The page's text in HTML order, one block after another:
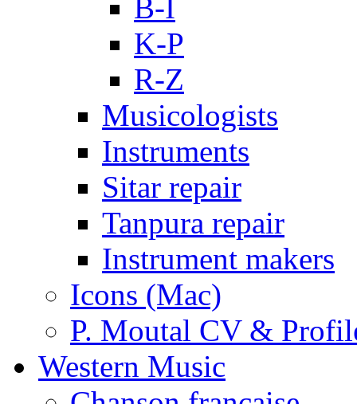
B-I
K-P
R-Z
Musicologists
Instruments
Sitar repair
Tanpura repair
Instrument makers
Icons (Mac)
P. Moutal CV &
Western Music